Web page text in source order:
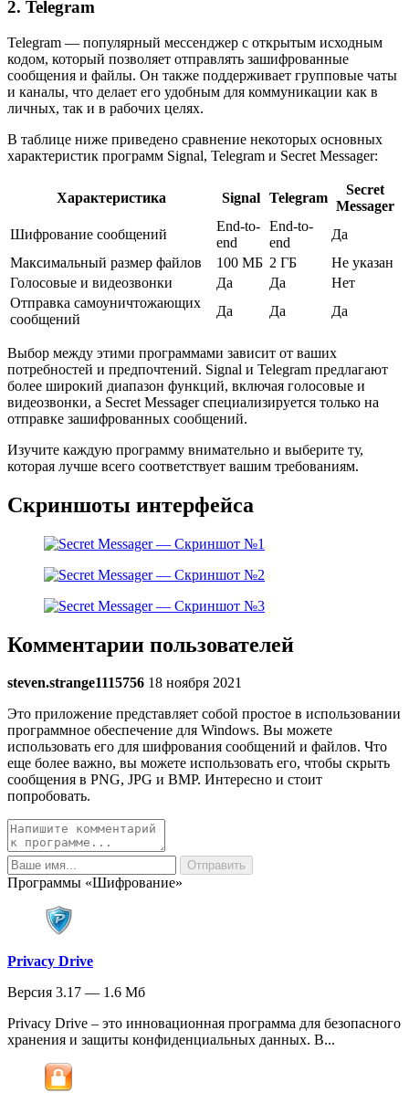
2. Telegram
Telegram — популярный мессенджер с открытым исходным
кодом, который позволяет отправлять зашифрованные
сообщения и файлы. Он также поддерживает групповые чаты
и каналы, что делает его удобным для коммуникации как в
личных, так и в рабочих целях.
В таблице ниже приведено сравнение некоторых основных
характеристик программ Signal, Telegram и Secret Messager:
Характеристика Signal Telegram
Secret
Messager
Шифрование сообщений
End-to-
end
End-to-
end
Да
Максимальный размер файлов
100 МБ 2 ГБ
Не указан
Голосовые и видеозвонки
Да Да
Нет
Отправка самоуничтожающих
сообщений
Да Да Да
Выбор между этими программами зависит от ваших
потребностей и предпочтений. Signal и Telegram предлагают
более широкий диапазон функций, включая голосовые и
видеозвонки, а Secret Messager специализируется только на
отправке зашифрованных сообщений.
Изучите каждую программу внимательно и выберите ту,
которая лучше всего соответствует вашим требованиям.
Скриншоты интерфейса
Комментарии пользователей
steven.strange1115756 18 ноября 2021
Это приложение представляет собой простое в использовании
программное обеспечение для Windows. Вы можете
использовать его для шифрования сообщений и файлов. Что
еще более важно, вы можете использовать его, чтобы скрыть
сообщения в PNG, JPG и BMP. Интересно и стоит
попробовать.
Программы «Шифрование»
Privacy Drive
Версия 3.17 — 1.6 Мб
Privacy Drive – это инновационная программа для безопасного
хранения и защиты конфиденциальных данных. В...